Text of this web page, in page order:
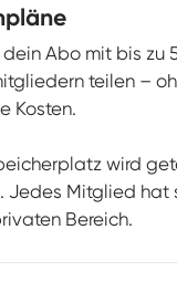
dein Abo mit bis zu
teilen –
Kosten.
wird
Jedes Mitglied hat
Bereich.